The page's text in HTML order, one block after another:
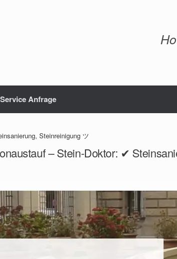
Service Anfrage
Steinreinigung ツ
– Stein-Doktor: ✔